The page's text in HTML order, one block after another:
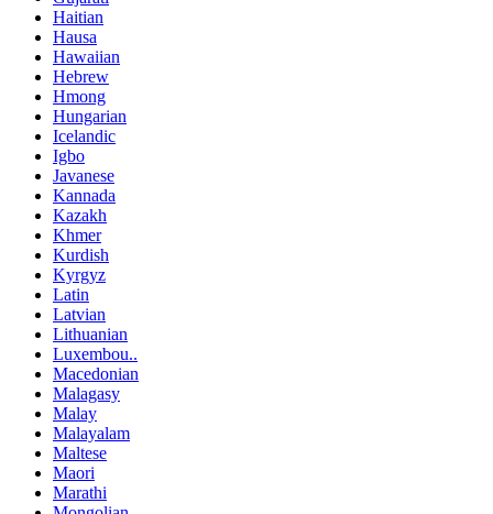
Haitian
Hausa
Hawaiian
Hebrew
Hmong
Hungarian
Icelandic
Igbo
Javanese
Kannada
Kazakh
Khmer
Kurdish
Kyrgyz
Latin
Latvian
Lithuanian
Luxembou..
Macedonian
Malagasy
Malay
Malayalam
Maltese
Maori
Marathi